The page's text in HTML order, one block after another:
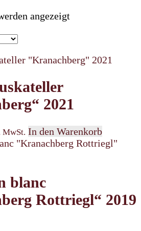
angezeigtNach
2021
In den Warenkorb
blanc
Rottriegl“ 2019